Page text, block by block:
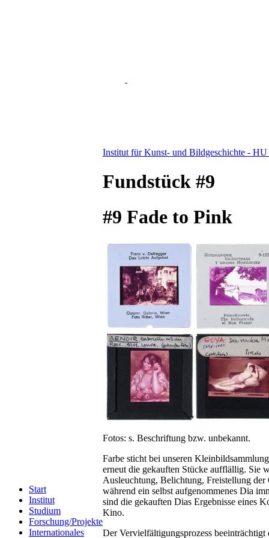
Start
Institut
Studium
Forschung/Projekte
Internationales
Institut für Kunst- und Bildgeschichte -
Fundstück #9
#9 Fade to Pink
Fotos: s. Beschriftung bzw. unbekannt.
Farbe sticht bei unseren
erneut die gekauften Stücke aufflällig. Sie
Ausleuchtung, Belichtung, Freistellung
während ein selbst aufgenommenes Dia
sind die gekauften Dias Ergebnisse eines
Kino.
Der Vervielfältigungsprozess